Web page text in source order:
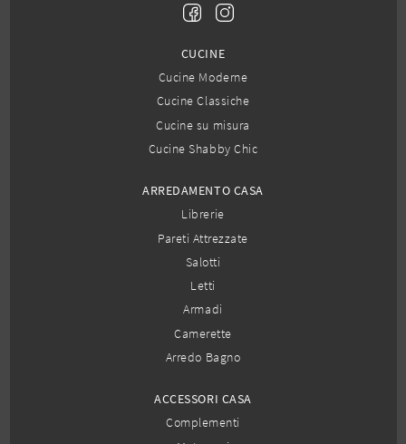
CUCINE
Cucine Moderne
Cucine Classiche
Cucine su misura
Cucine Shabby Chic
ARREDAMENTO CASA
Librerie
Pareti Attrezzate
Salotti
Letti
Armadi
Camerette
Arredo Bagno
ACCESSORI CASA
Complementi